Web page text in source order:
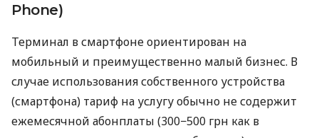
Phone)
Терминал в смартфоне ориентирован на
мобильный и преимущественно малый бизнес. В
случае использования собственного устройства
(смартфона) тариф на услугу обычно не содержит
ежемесячной абонплаты (300−500 грн как в